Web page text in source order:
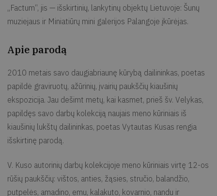
„Factum“, jis — išskirtinių, lankytinų objektų Lietuvoje: Šunų
muziejaus ir Miniatiūrų mini galerijos Palangoje įkūrėjas.
Apie parodą
2010 metais savo daugiabriaunę kūrybą dailininkas, poetas
papildė graviruotų, ažūrinių, įvairių paukščių kiaušinių
ekspozicija. Jau dešimt metų, kai kasmet, prieš šv. Velykas,
papildęs savo darbų kolekciją naujais meno kūriniais iš
kiaušinių lukštų dailininkas, poetas Vytautas Kusas rengia
išskirtinę parodą.
V. Kuso autorinių darbų kolekcijoje meno kūriniais virtę 12-os
rūšių paukščių: vištos, anties, žąsies, stručio, balandžio,
putpelės, amadino, emu, kalakuto, kovarnio, nandu ir